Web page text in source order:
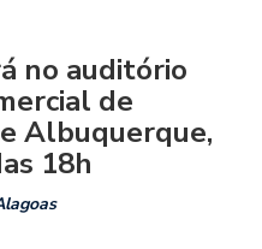
no auditório
de
Albuquerque,
18h